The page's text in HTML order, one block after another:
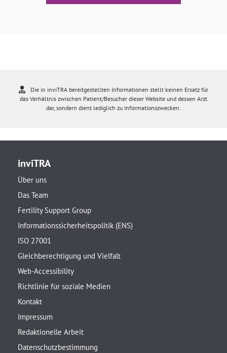
Die in inviTRA bereitgestellten Informationen stellt keinen Ersatz für
das Verhältnis zwischen Patient/Besucher dieser Website und dessen Arzt
dar, sondern dient lediglich zu Informationszwecken.
inviTRA
Über uns
Das Team
Fertility Support Group
Informationssicherheitspolitik (ENS)
ISO 27001
Gleichberechtigung und Vielfalt
Web-Accessibility
Richtlinie für soziale Medien
Kontakt
Impressum
Redaktionelle Arbeit
Datenschutzbestimmung